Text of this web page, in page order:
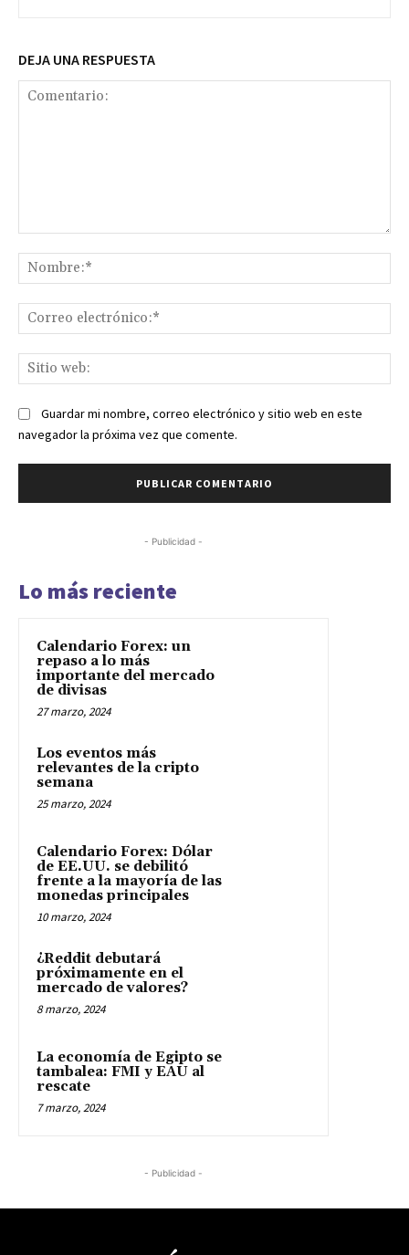
DEJA UNA RESPUESTA
Guardar mi nombre, correo electrónico y sitio web en este
navegador la próxima vez que comente.
- Publicidad -
Lo más reciente
Calendario Forex: un
repaso a lo más
importante del mercado
de divisas
27 marzo, 2024
Los eventos más
relevantes de la cripto
semana
25 marzo, 2024
Calendario Forex: Dólar
de EE.UU. se debilitó
frente a la mayoría de las
monedas principales
10 marzo, 2024
¿Reddit debutará
próximamente en el
mercado de valores?
8 marzo, 2024
La economía de Egipto se
tambalea: FMI y EAU al
rescate
7 marzo, 2024
- Publicidad -